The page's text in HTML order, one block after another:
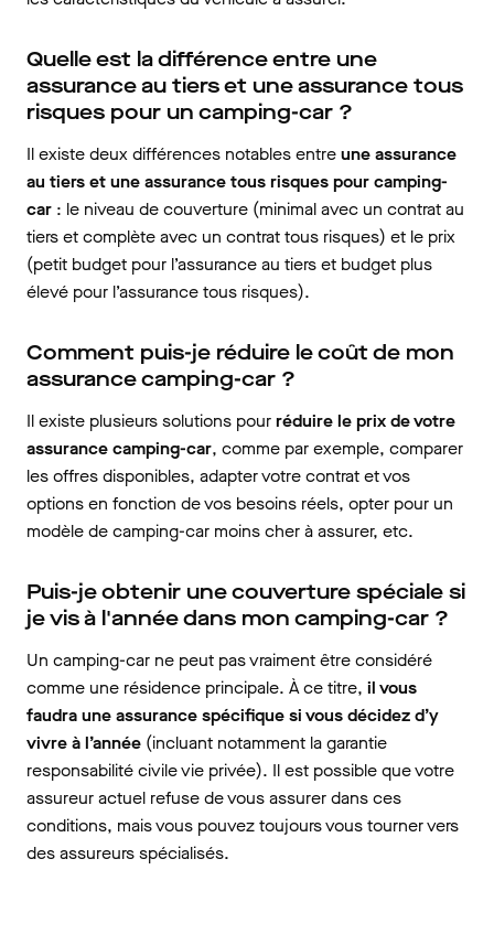
Quelle est la différence entre une
assurance au tiers et une assurance tous
risques pour un camping-car ?
Il existe deux différences notables entreune assurance
au tiers et une assurance tous risques pour camping-
car : le niveau de couverture (minimal avec un contrat au
tiers et complète avec un contrat tous risques) et le prix
(petit budget pour l’assurance au tiers et budget plus
élevé pour l’assurance tous risques).
Comment puis-je réduire le coût de mon
assurance camping-car ?
Il existe plusieurs solutions pourréduire le prix de votre
assurance camping-car, comme par exemple, comparer
les offres disponibles, adapter votre contrat et vos
options en fonction de vos besoins réels, opter pour un
modèle de camping-car moins cher à assurer, etc.
Puis-je obtenir une couverture spéciale si
je vis à l'année dans mon camping-car ?
Un camping-car ne peut pas vraiment être considéré
comme une résidence principale. À ce titre, il vous
faudra une assurance spécifique si vous décidez d’y
vivre à l’année (incluant notamment la garantie
responsabilité civile vie privée). Il est possible que votre
assureur actuel refuse de vous assurer dans ces
conditions, mais vous pouvez toujours vous tourner vers
des assureurs spécialisés.